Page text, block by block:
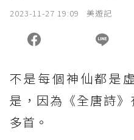
2023-11-27 19:09 美遊記
不是每個神仙都是
是，因為《全唐詩
多首。